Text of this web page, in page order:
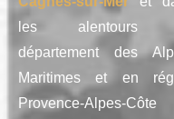
les alentours
département des
Maritimes et en
Provence-Alpes-Côte